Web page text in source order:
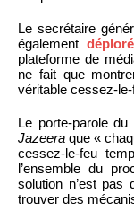
Le secrétaire
également déploré
plateforme de
ne fait que
véritable cessez-
Le porte-parole
Jazeera que «
cessez-le-feu
l’ensemble du
solution n’est pas
trouver des